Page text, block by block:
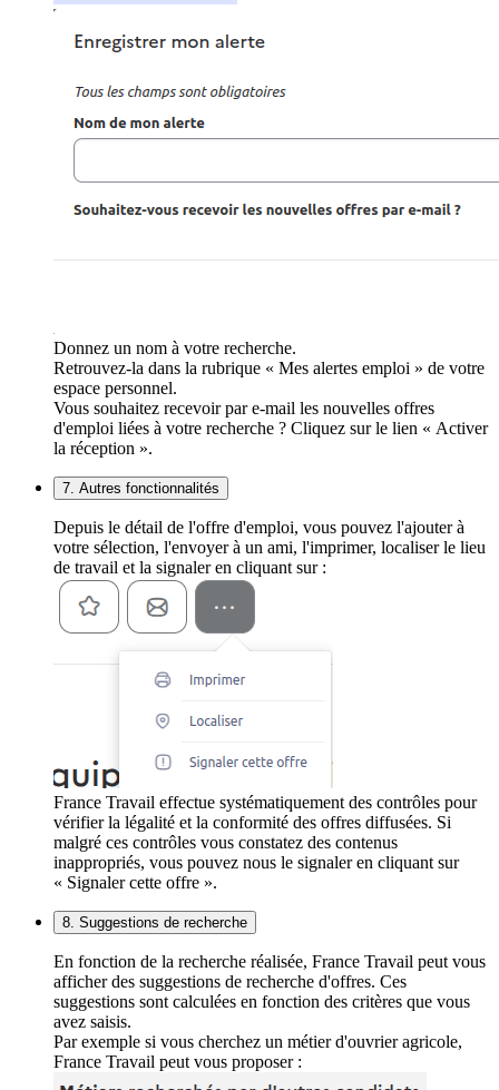
Donnez un nom à votre recherche.
Retrouvez-la dans la rubrique « Mes alertes emploi » de votre
espace personnel.
Vous souhaitez recevoir par e-mail les nouvelles offres
d'emploi liées à votre recherche ? Cliquez sur le lien « Activer
la réception ».
7. Autres fonctionnalités
Depuis le détail de l'offre d'emploi, vous pouvez l'ajouter à
votre sélection, l'envoyer à un ami, l'imprimer, localiser le lieu
de travail et la signaler en cliquant sur :
France Travail effectue systématiquement des contrôles pour
vérifier la légalité et la conformité des offres diffusées. Si
malgré ces contrôles vous constatez des contenus
inappropriés, vous pouvez nous le signaler en cliquant sur
« Signaler cette offre ».
8. Suggestions de recherche
En fonction de la recherche réalisée, France Travail peut vous
afficher des suggestions de recherche d'offres. Ces
suggestions sont calculées en fonction des critères que vous
avez saisis.
Par exemple si vous cherchez un métier d'ouvrier agricole,
France Travail peut vous proposer :